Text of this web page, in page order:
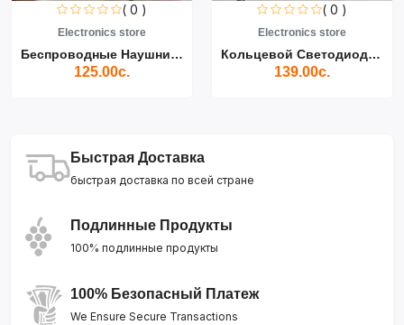
( 0 )
Electronics store
Беспроводные Наушники Air...
125.00с.
( 0 )
Electronics store
Кольцевой Светодиодный Св...
139.00с.
Быстрая Доставка
быстрая доставка по всей стране
Подлинные Продукты
100% подлинные продукты
100% Безопасный Платеж
We Ensure Secure Transactions